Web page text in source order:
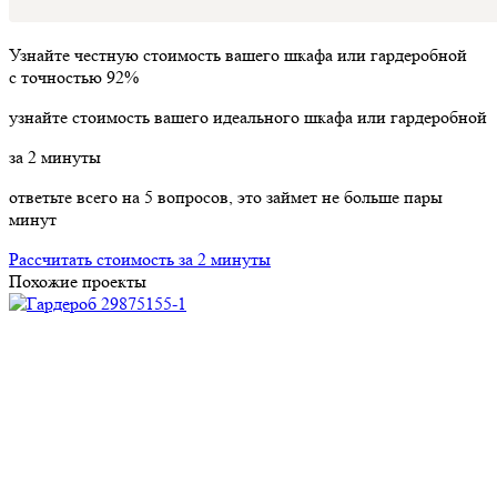
Узнайте честную стоимость вашего шкафа или гардеробной
с точностью 92%
узнайте стоимость вашего идеального шкафа или гардеробной
за 2 минуты
ответьте всего на 5 вопросов, это займет не больше пары
минут
Рассчитать стоимость за 2 минуты
Похожие проекты